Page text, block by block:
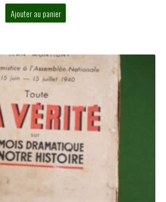
Ajouter au panier